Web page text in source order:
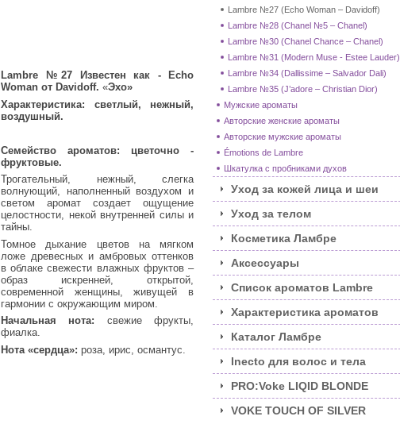
Lambre №27 Известен как
- Echo
Woman от Davidoff. «Эхо»
Характеристика: светлый, нежный,
воздушный.
Семейство ароматов: цветочно -
фруктовые.
Трогательный, нежный, слегка
волнующий, наполненный воздухом и
светом аромат создает ощущение
целостности, некой внутренней силы и
тайны.
Томное дыхание цветов на мягком
ложе древесных и амбровых оттенков
в облаке свежести влажных фруктов –
образ искренней, открытой,
современной женщины, живущей в
гармонии с окружающим миром.
Начальная нота: свежие фрукты,
фиалка.
Нота «сердца»: роза, ирис, османтус.
Lambre №27 (Echo Woman – Davidoff)
Lambre №28 (Chanel №5 – Chanel)
Lambre №30 (Chanel Chance – Chanel)
Lambre №31 (Modern Muse - Estee Lauder)
Lambre №34 (Dallissime – Salvador Dali)
Lambre №35 (J’adore – Christian Dior)
Мужские ароматы
Авторские женские ароматы
Авторские мужские ароматы
Émotions de Lambre
Шкатулка с пробниками духов
Уход за кожей лица и шеи
Уход за телом
Косметика Ламбре
Аксессуары
Список ароматов Lambre
Характеристика ароматов
Каталог Ламбре
Inecto для волос и тела
PRO:Voke LIQID BLONDE
VOKE TOUCH OF SILVER